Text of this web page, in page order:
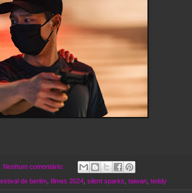
Nenhum comentário:
de berlim filmes 2024 silent sparks taiwan teddy